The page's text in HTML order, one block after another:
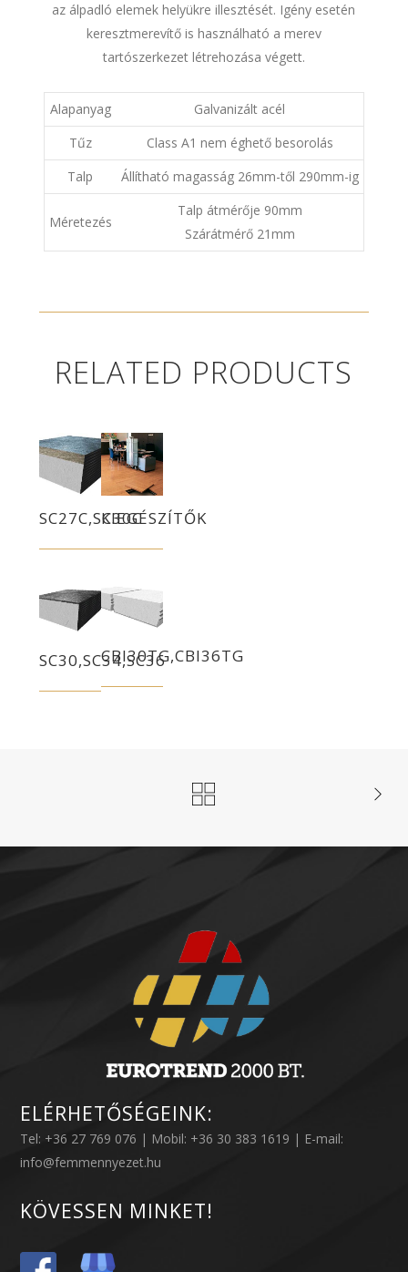
az álpadló elemek helyükre illesztését. Igény esetén
keresztmerevítő is használható a merev
tartószerkezet létrehozása végett.
Alapanyag
Galvanizált acél
Tűz
Class A1 nem éghető besorolás
Talp
Állítható magasság 26mm-től 290mm-ig
Méretezés
Talp átmérője 90mm
Szárátmérő 21mm
RELATED PRODUCTS
SC27C,SC30CKIEGÉSZÍTŐK
SC30,SC34,SC36CBI30TG,CBI36TG
ELÉRHETŐSÉGEINK:
Tel: +36 27 769 076 | Mobil: +36 30 383 1619 | E-mail:
info@femmennyezet.hu
KÖVESSEN MINKET!